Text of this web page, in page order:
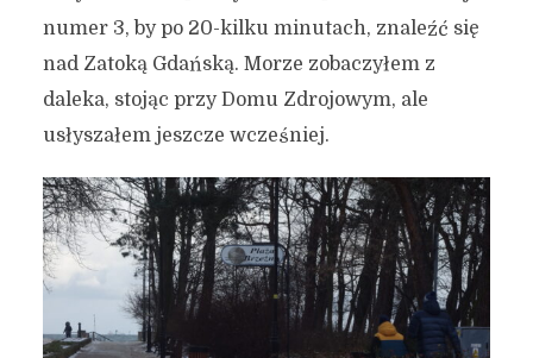
numer 3, by po 20-kilku minutach, znaleźć się
nad Zatoką Gdańską. Morze zobaczyłem z
daleka, stojąc przy Domu Zdrojowym, ale
usłyszałem jeszcze wcześniej.